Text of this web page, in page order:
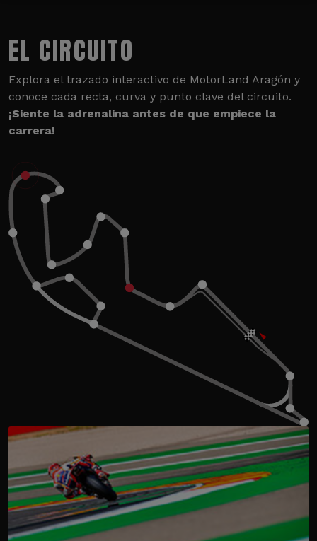
EL CIRCUITO
Explora el trazado interactivo de MotorLand Aragón y
conoce cada recta, curva y punto clave del circuito.
¡Siente la adrenalina antes de que empiece la
carrera!